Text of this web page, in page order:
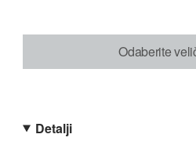
Odaberite
Detalji